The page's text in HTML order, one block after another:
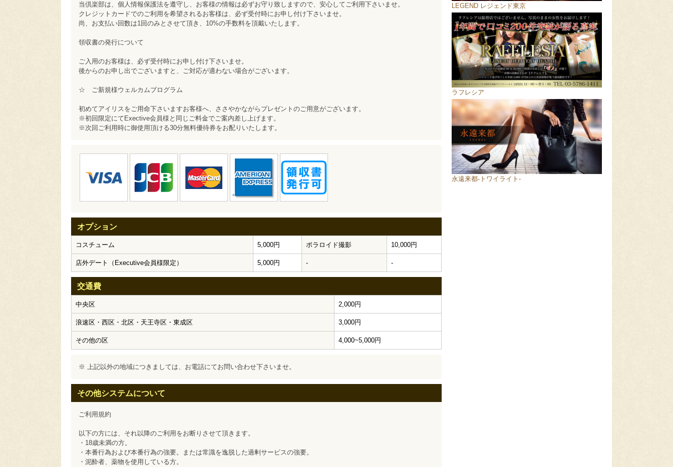
当倶楽部は、個人情報保護法を遵守し、お客様の情報は必ずお守り致しますので、安心してご利用下さいませ。
クレジットカードでのご利用を希望されるお客様は、必ず受付時にお申し付け下さいませ。
尚、お支払い回数は1回のみとさせて頂き、10%の手数料を頂戴いたします。
領収書の発行について
ご入用のお客様は、必ず受付時にお申し付け下さいませ。
後からのお申し出でございますと、ご対応が適わない場合がございます。
☆ ご新規様ウェルカムプログラム
初めてアイリスをご用命下さいますお客様へ、ささやかながらプレゼントのご用意がございます。
※初回限定にてExective会員様と同じご料金でご案内差し上げます。
※次回ご利用時に御使用頂ける30分無料優待券をお配りいたします。
オプション
コスチューム 5,000円 ポラロイド撮影 10,000円
店外デート（Executive会員様限定） 5,000円 - -
交通費
中央区 2,000円
浪速区・西区・北区・天王寺区・東成区 3,000円
その他の区 4,000~5,000円
※ 上記以外の地域につきましては、お電話にてお問い合わせ下さいませ。
その他システムについて
ご利用規約
以下の方には、それ以降のご利用をお断りさせて頂きます。
・18歳未満の方。
・本番行為および本番行為の強要。または常識を逸脱した過剰サービスの強要。
・泥酔者、薬物を使用している方。
LEGEND レジェンド東京
ラフレシア
永遠来都-トワイライト-